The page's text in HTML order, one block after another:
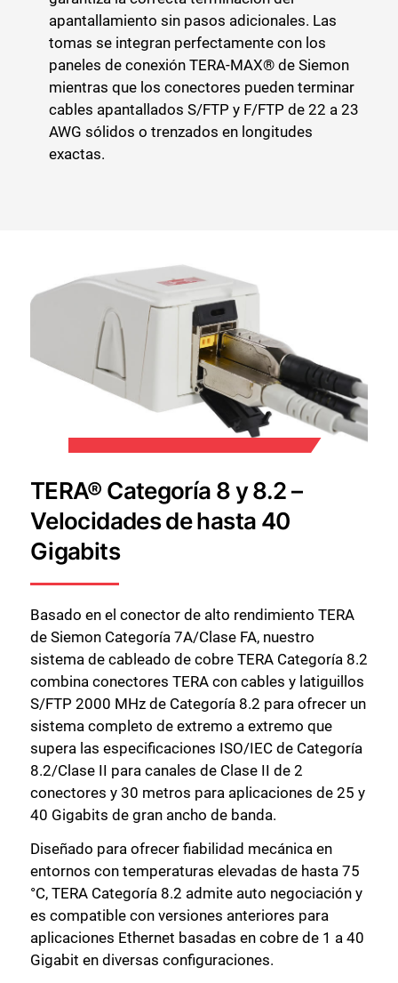
apantallamiento sin pasos adicionales. Las
tomas se integran perfectamente con los
paneles de conexión TERA-MAX® de Siemon
mientras que los conectores pueden terminar
cables apantallados S/FTP y F/FTP de 22 a 23
AWG sólidos o trenzados en longitudes
exactas.
TERA® Categoría 8 y 8.2 –
Velocidades de hasta 40
Gigabits
Basado en el conector de alto rendimiento TERA
de Siemon Categoría 7A/Clase FA, nuestro
sistema de cableado de cobre TERA Categoría 8.2
combina conectores TERA con cables y latiguillos
S/FTP 2000 MHz de Categoría 8.2 para ofrecer un
sistema completo de extremo a extremo que
supera las especificaciones ISO/IEC de Categoría
8.2/Clase II para canales de Clase II de 2
conectores y 30 metros para aplicaciones de 25 y
40 Gigabits de gran ancho de banda.
Diseñado para ofrecer fiabilidad mecánica en
entornos con temperaturas elevadas de hasta 75
°C, TERA Categoría 8.2 admite auto negociación y
es compatible con versiones anteriores para
aplicaciones Ethernet basadas en cobre de 1 a 40
Gigabit en diversas configuraciones.